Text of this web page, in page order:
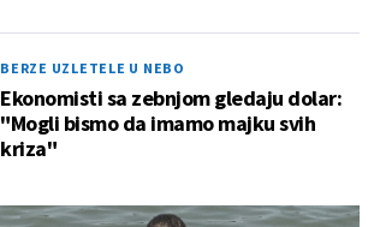
BERZE UZLETELE U NEBO
Ekonomisti sa zebnjom gledaju dolar:
"Mogli bismo da imamo majku svih
kriza"